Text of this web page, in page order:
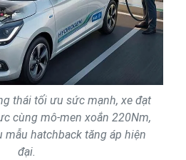
thái tối ưu sức mạnh, xe đạt
cùng mô-men xoắn 220Nm,
hatchback tăng áp hiện
đại.